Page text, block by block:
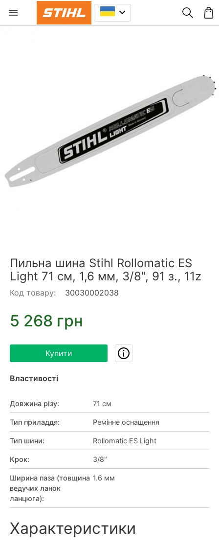
Пильна шина Stihl Rollomatic ES
Light 71 см, 1,6 мм, 3/8", 91 з., 11z
Код товару: 30030002038
5 268 грн
Купити
Властивості
Довжина різу: 71 см
Тип приладдя: Ремінне оснащення
Тип шини: Rollomatic ES Light
Крок: 3/8"
Ширина паза (товщина
ведучих ланок
ланцюга):
1.6 мм
Характеристики